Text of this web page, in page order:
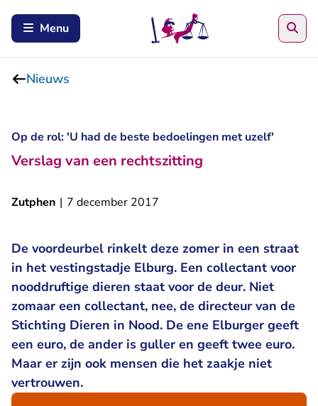
Menu
Nieuws
Op de rol: 'U had de beste bedoelingen met uzelf'
Verslag van een rechtszitting
Zutphen | 7 december 2017
De voordeurbel rinkelt deze zomer in een straat
in het vestingstadje Elburg. Een collectant voor
nooddruftige dieren staat voor de deur. Niet
zomaar een collectant, nee, de directeur van de
Stichting Dieren in Nood. De ene Elburger geeft
een euro, de ander is guller en geeft twee euro.
Maar er zijn ook mensen die het zaakje niet
vertrouwen.